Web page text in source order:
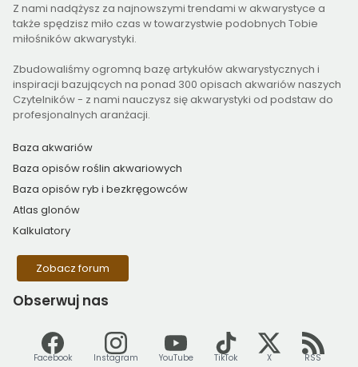
Z nami nadążysz za najnowszymi trendami w akwarystyce a
także spędzisz miło czas w towarzystwie podobnych Tobie
miłośników akwarystyki.
Zbudowaliśmy ogromną bazę artykułów akwarystycznych i
inspiracji bazujących na ponad 300 opisach akwariów naszych
Czytelników - z nami nauczysz się akwarystyki od podstaw do
profesjonalnych aranżacji.
Baza akwariów
Baza opisów roślin akwariowych
Baza opisów ryb i bezkręgowców
Atlas glonów
Kalkulatory
Zobacz forum
Obserwuj nas
Facebook Instagram YouTube TikTok X RSS